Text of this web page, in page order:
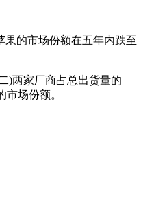
果的市场份额在五年内跌至
)两家厂商占总出货量的
场份额。